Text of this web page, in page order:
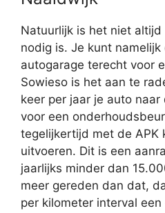
Natuurlijk is het niet
nodig is. Je kunt namelijk
autogarage terecht voor
Sowieso is het aan te
keer per jaar je auto
voor een
tegelijkertijd met de APK
uitvoeren. Dit is een
jaarlijks minder dan
meer gereden dan dat,
per kilometer interval